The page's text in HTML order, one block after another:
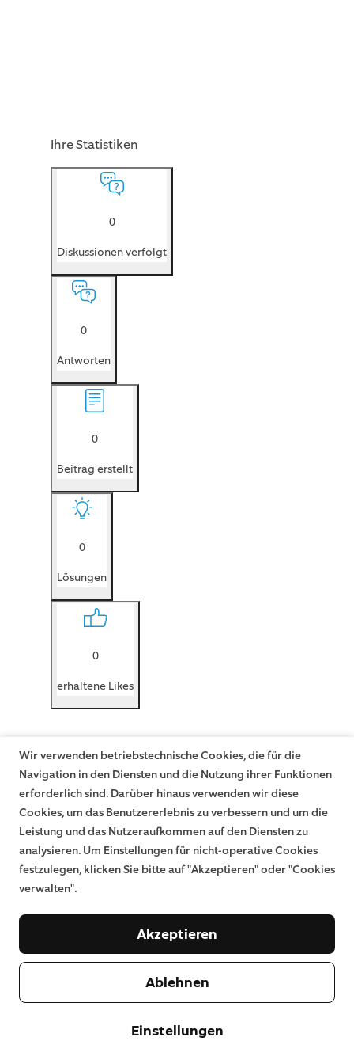
Ihre Statistiken
0
Diskussionen verfolgt
0
Antworten
0
Beitrag erstellt
0
Lösungen
0
erhaltene Likes
Wir verwenden betriebstechnische Cookies, die für die
Navigation in den Diensten und die Nutzung ihrer Funktionen
erforderlich sind. Darüber hinaus verwenden wir diese
Cookies, um das Benutzererlebnis zu verbessern und um die
Leistung und das Nutzeraufkommen auf den Diensten zu
analysieren. Um Einstellungen für nicht-operative Cookies
festzulegen, klicken Sie bitte auf "Akzeptieren" oder "Cookies
verwalten".
Einstellungen
Ablehnen
Akzeptieren